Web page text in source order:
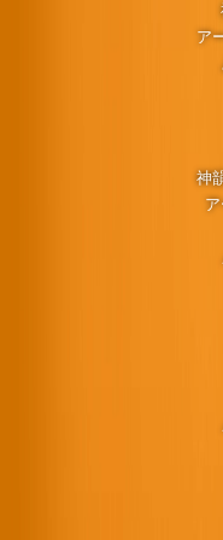
ア
神